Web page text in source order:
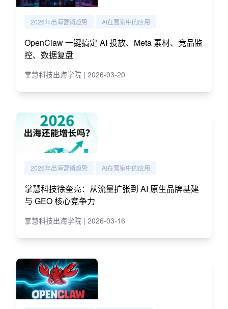
2026年出海营销趋势 AI在营销中的应用
OpenClaw 一键搞定 AI 投放、Meta 素材、竞品监
控、数据复盘
掌慧科技出海学院 | 2026-03-20
2026年出海营销趋势 AI在营销中的应用
掌慧科技徐奎亮：从流量扩张到 AI 原生品牌基建
与 GEO 核心竞争力
掌慧科技出海学院 | 2026-03-16